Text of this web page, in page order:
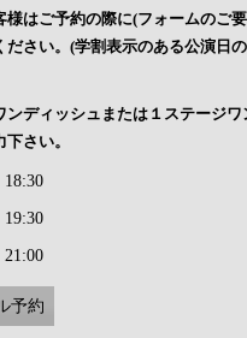
はご予約の際に(フォームのご
ださい。(学割表示のある公演日
ディッシュまたは１ステージワ
さい。
18:30
19:30
21:00
予約